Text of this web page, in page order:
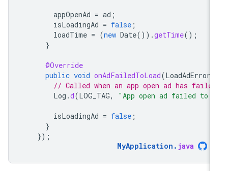
appOpenAd =
isLoadingAd
= false
loadTime
= ( new Date ()).getTime
@Override
public void onAdFailedToLoad(LoadAdError
// Called when an app open ad has
Log.d(LOG_TAG, "App open ad failed
isLoadingAd = false
MyApplication.java